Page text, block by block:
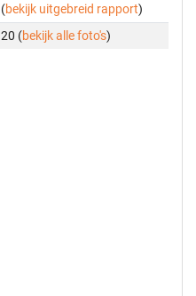
(bekijk uitgebreid rapport)
20 (bekijk alle foto's)